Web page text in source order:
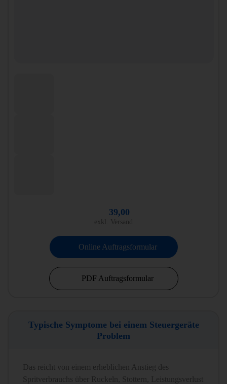
39,00
exkl. Versand
Online Auftragsformular
PDF Auftragsformular
Typische Symptome bei einem Steuergeräte
Problem
Das reicht von einem erheblichen Anstieg des
Spritverbrauchs über Ruckeln, Stottern, Leistungsverlust